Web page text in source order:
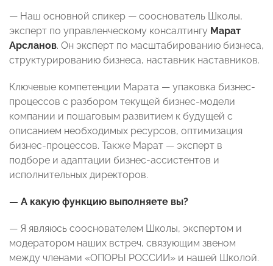
— Наш основной спикер — сооснователь Школы,
эксперт по управленческому консалтингу Марат
Арсланов. Он эксперт по масштабированию бизнеса,
структурированию бизнеса, наставник наставников.
Ключевые компетенции Марата — упаковка бизнес-
процессов с разбором текущей бизнес-модели
компании и пошаговым развитием к будущей с
описанием необходимых ресурсов, оптимизация
бизнес-процессов. Также Марат — эксперт в
подборе и адаптации бизнес-ассистентов и
исполнительных директоров.
— А какую функцию выполняете вы?
— Я являюсь сооснователем Школы, экспертом и
модератором наших встреч, связующим звеном
между членами «ОПОРЫ РОССИИ» и нашей Школой.